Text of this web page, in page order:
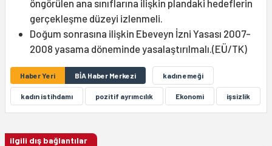
öngörülen ana sınıflarına ilişkin plandaki hedeflerin
gerçekleşme düzeyi izlenmeli.
Doğum sonrasına ilişkin Ebeveyn İzni Yasası 2007-
2008 yasama döneminde yasalaştırılmalı.(EÜ/TK)
Haber Yeri BİA Haber Merkezi kadın emeği
kadın istihdamı pozitif ayrımcılık Ekonomi işsizlik
ilgili dış bağlantılar